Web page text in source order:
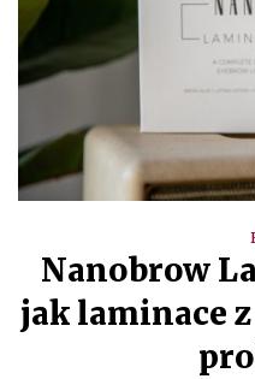
Nanobrow
jak laminace